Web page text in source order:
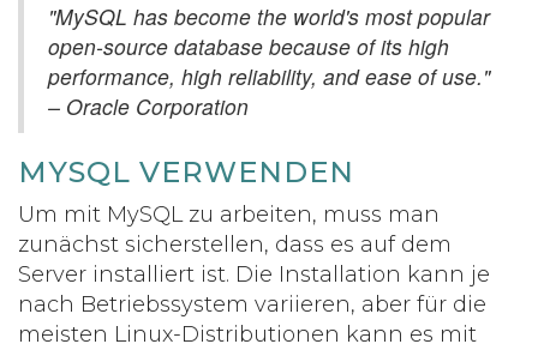
"MySQL has become the world's most popular
open-source database because of its high
performance, high reliability, and ease of use."
– Oracle Corporation
MYSQL VERWENDEN
Um mit MySQL zu arbeiten, muss man
zunächst sicherstellen, dass es auf dem
Server installiert ist. Die Installation kann je
nach Betriebssystem variieren, aber für die
meisten Linux-Distributionen kann es mit